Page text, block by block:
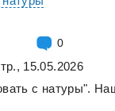
0
15.05.2026
с натуры".